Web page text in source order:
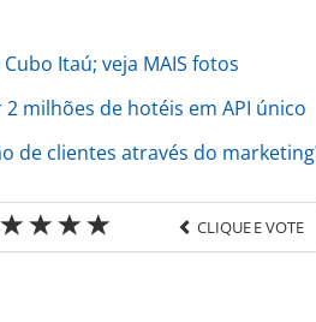
Itaú; veja MAIS fotos
milhões de hotéis em API único
de clientes através do
CLIQUE E VOTE